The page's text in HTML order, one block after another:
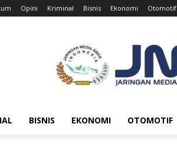
Opini Kriminal Bisnis Ekonomi Otomotif
BISNIS EKONOMI OTOMOTIF